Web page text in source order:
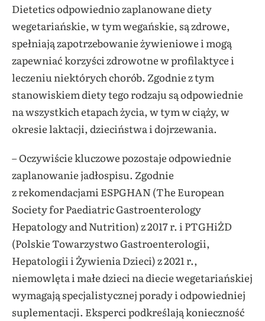
Dietetics odpowiednio zaplanowane diety
wegetariańskie, w tym wegańskie, są zdrowe,
spełniają zapotrzebowanie żywieniowe i mogą
zapewniać korzyści zdrowotne w profilaktyce i
leczeniu niektórych chorób. Zgodnie z tym
stanowiskiem diety tego rodzaju są odpowiednie
na wszystkich etapach życia, w tym w ciąży, w
okresie laktacji, dzieciństwa i dojrzewania.
– Oczywiście kluczowe pozostaje odpowiednie
zaplanowanie jadłospisu. Zgodnie
z rekomendacjami ESPGHAN (The European
Society for Paediatric Gastroenterology
Hepatology and Nutrition) z 2017 r. i PTGHiŻD
(Polskie Towarzystwo Gastroenterologii,
Hepatologii i Żywienia Dzieci) z 2021 r.,
niemowlęta i małe dzieci na diecie wegetariańskiej
wymagają specjalistycznej porady i odpowiedniej
suplementacji. Eksperci podkreślają konieczność